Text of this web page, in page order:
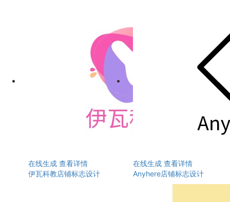
在线生成 查看详情
伊瓦科教店铺标志设计
在线生成 查看详情
Anyhere店铺标志设计